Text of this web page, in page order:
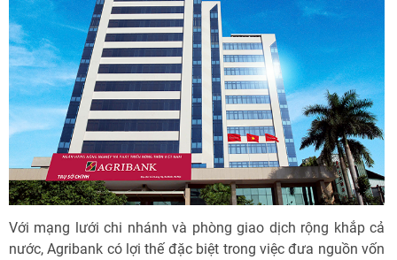
Với mạng lưới chi nhánh và phòng giao dịch rộng khắp cả
nước, Agribank có lợi thế đặc biệt trong việc đưa nguồn vốn